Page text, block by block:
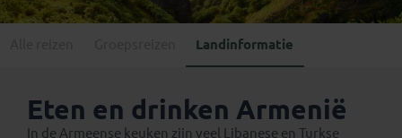
Landinformatie
Eten en drinken Armenië
In de Armeense keuken zijn veel Libanese en Turkse